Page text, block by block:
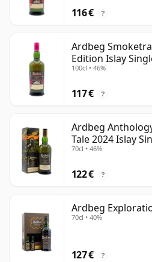
116 € ?
Ardbeg
Edition Islay
100cl • 46%
117 € ?
Ardbeg
Tale 2024 Islay
70cl • 46%
122 € ?
Ardbeg
70cl • 40%
127 € ?